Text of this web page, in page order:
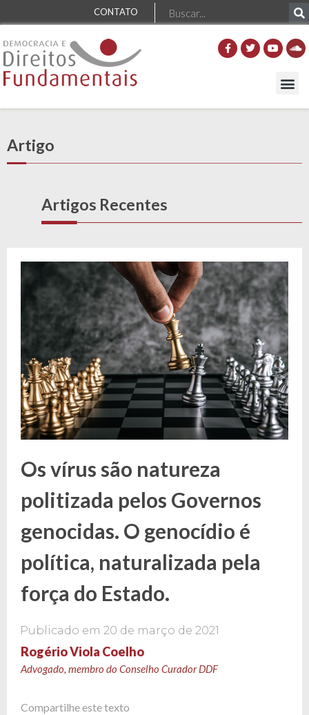
CONTATO
Artigo
Artigos Recentes
Os vírus são natureza
politizada pelos Governos
genocidas. O genocídio é
política, naturalizada pela
força do Estado.
Publicado em 20 de março de 2021
Rogério Viola Coelho
Advogado, membro do Conselho Curador DDF
Compartilhe este texto